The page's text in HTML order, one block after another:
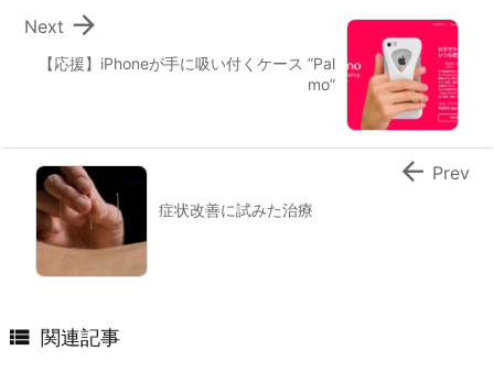
【応援】iPhoneが手に吸い付くケース ”Pal
mo”

Next
症状改善に試みた治療
 Prev
 関連記事